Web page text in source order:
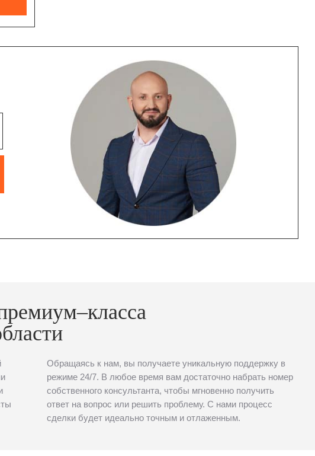
Обращаясь к нам, вы получаете уникальную поддержку в
режиме 24/7. В любое время вам достаточно набрать номер
собственного консультанта, чтобы мгновенно получить
ответ на вопрос или решить проблему. С нами процесс
сделки будет идеально точным и отлаженным.